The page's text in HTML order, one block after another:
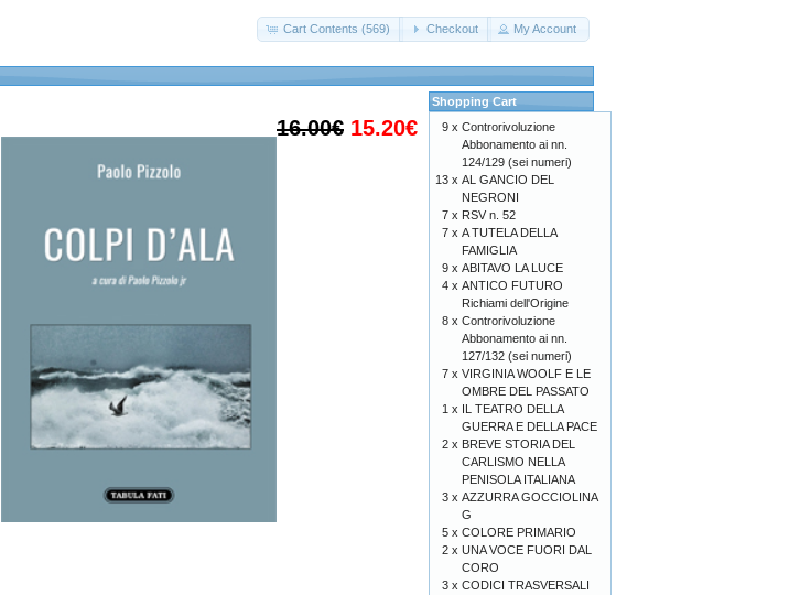
Cart Contents (569) Checkout My Account
16.00€ 15.20€
Shopping Cart
9 x Controrivoluzione
Abbonamento ai nn.
124/129 (sei numeri)
13 x AL GANCIO DEL
NEGRONI
7 x RSV n. 52
7 x A TUTELA DELLA
FAMIGLIA
9 x ABITAVO LA LUCE
4 x ANTICO FUTURO
Richiami dell'Origine
8 x Controrivoluzione
Abbonamento ai nn.
127/132 (sei numeri)
7 x VIRGINIA WOOLF E LE
OMBRE DEL PASSATO
1 x IL TEATRO DELLA
GUERRA E DELLA PACE
2 x BREVE STORIA DEL
CARLISMO NELLA
PENISOLA ITALIANA
3 x AZZURRA GOCCIOLINA
G
5 x COLORE PRIMARIO
2 x UNA VOCE FUORI DAL
CORO
3 x CODICI TRASVERSALI